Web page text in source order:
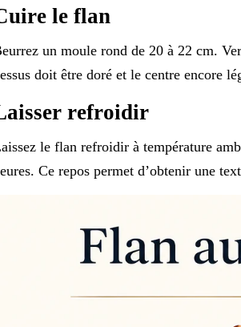
le flan
un moule rond de 20 à 22 cm.
doit être doré et le centre encore
refroidir
le flan refroidir à température
Ce repos permet d’obtenir une